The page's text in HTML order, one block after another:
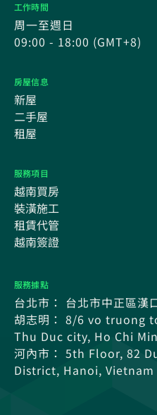
工作時間
周一至週日
09:00 - 18:00 (GMT+8)
房屋信息
新屋
二手屋
租屋
服務項目
越南買房
裝潢施工
租賃代管
越南簽證
服務據點
台北市： 台北市中正區漢
胡志明： 8/6 vo truong
Thu Duc city, Ho Chi
河內市： 5th Floor, 82
District, Hanoi, Vietnam